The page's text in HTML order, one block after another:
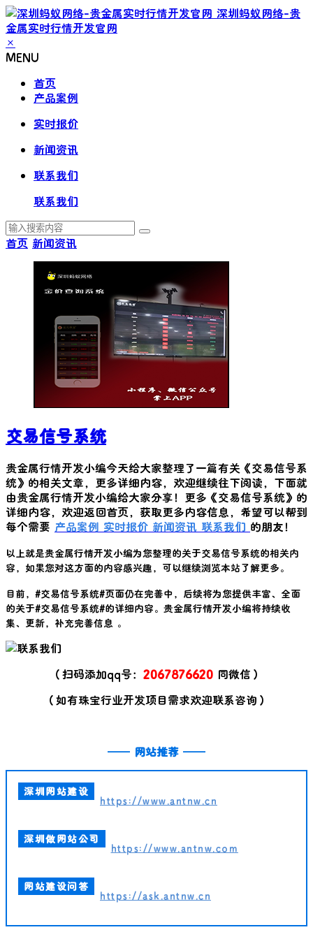
深圳蚂蚁网络-贵
金属实时行情开发官网
×
MENU
首页
产品案例
实时报价
新闻资讯
联系我们
联系我们
首页 新闻资讯
交易信号系统
贵金属行情开发小编今天给大家整理了一篇有关《交易信号系
统》的相关文章，更多详细内容，欢迎继续往下阅读，下面就
由贵金属行情开发小编给大家分享！更多《交易信号系统》的
详细内容，欢迎返回首页，获取更多内容信息，希望可以帮到
每个需要 产品案例 实时报价 新闻资讯 联系我们 的朋友！
以上就是贵金属行情开发小编为您整理的关于交易信号系统的相关内
容，如果您对这方面的内容感兴趣，可以继续浏览本站了解更多。
目前，#交易信号系统#页面仍在完善中，后续将为您提供丰富、全面
的关于#交易信号系统#的详细内容。贵金属行情开发小编将持续收
集、更新，补充完善信息 。
（扫码添加qq号： 2067876620 同微信）
（如有珠宝行业开发项目需求欢迎联系咨询）
—— 网站推荐 ——
深圳网站建设
https://www.antnw.cn
深圳做网站公司
https://www.antnw.com
网站建设问答
https://ask.antnw.cn